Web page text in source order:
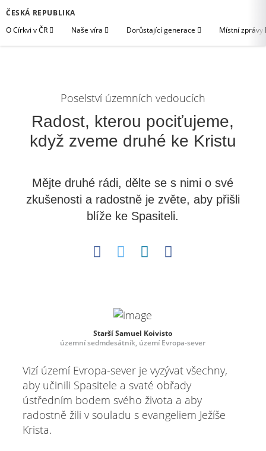
ČESKÁ REPUBLIKA
O Církvi v ČR
Naše víra Dorůstající generace Místní zprávy
Poselství územních vedoucích
Radost, kterou pociťujeme,
když zveme druhé ke Kristu
Mějte druhé rádi, dělte se s nimi o své
zkušenosti a radostně je zvěte, aby přišli
blíže ke Spasiteli.
Starší Samuel Koivisto
územní sedmdesátník, území Evropa-sever
Vizí území Evropa-sever je vyzývat všechny,
aby učinili Spasitele a svaté obřady
ústředním bodem svého života a aby
radostně žili v souladu s evangeliem Ježíše
Krista.